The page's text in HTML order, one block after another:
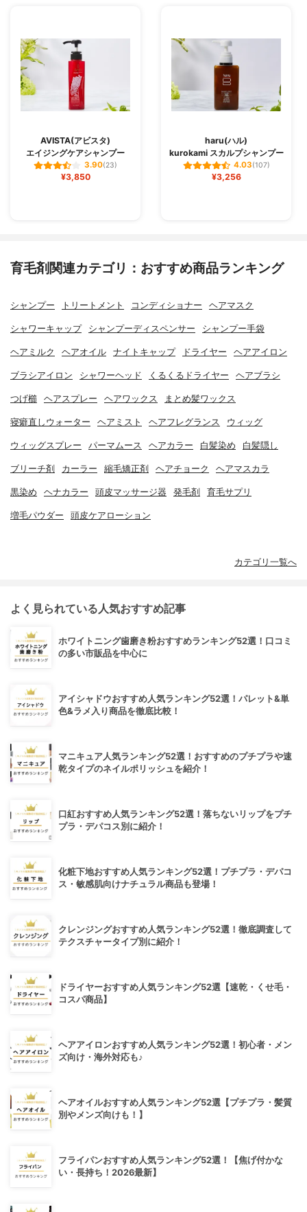
AVISTA(アビスタ)
エイジングケアシャンプー
3.90(23)
¥3,850
haru(ハル)
kurokami スカルプシャンプー
4.03(107)
¥3,256
育毛剤関連カテゴリ：おすすめ商品ランキング
シャンプー トリートメント コンディショナー ヘアマスク
シャワーキャップ シャンプーディスペンサー シャンプー手袋
ヘアミルク ヘアオイル ナイトキャップ ドライヤー ヘアアイロン
ブラシアイロン シャワーヘッド くるくるドライヤー ヘアブラシ
つげ櫛 ヘアスプレー ヘアワックス まとめ髪ワックス
寝癖直しウォーター ヘアミスト ヘアフレグランス ウィッグ
ウィッグスプレー パーマムース ヘアカラー 白髪染め 白髪隠し
ブリーチ剤 カーラー 縮毛矯正剤 ヘアチョーク ヘアマスカラ
黒染め ヘナカラー 頭皮マッサージ器 発毛剤 育毛サプリ
増毛パウダー 頭皮ケアローション
カテゴリ一覧へ
よく見られている人気おすすめ記事
ホワイトニング歯磨き粉おすすめランキング52選！口コミ
の多い市販品を中心に
アイシャドウおすすめ人気ランキング52選！パレット&単
色&ラメ入り商品を徹底比較！
マニキュア人気ランキング52選！おすすめのプチプラや速
乾タイプのネイルポリッシュを紹介！
口紅おすすめ人気ランキング52選！落ちないリップをプチ
プラ・デパコス別に紹介！
化粧下地おすすめ人気ランキング52選！プチプラ・デパコ
ス・敏感肌向けナチュラル商品も登場！
クレンジングおすすめ人気ランキング52選！徹底調査して
テクスチャータイプ別に紹介！
ドライヤーおすすめ人気ランキング52選【速乾・くせ毛・
コスパ商品】
ヘアアイロンおすすめ人気ランキング52選！初心者・メン
ズ向け・海外対応も♪
ヘアオイルおすすめ人気ランキング52選【プチプラ・髪質
別やメンズ向けも！】
フライパンおすすめ人気ランキング52選！【焦げ付かな
い・長持ち！2026最新】